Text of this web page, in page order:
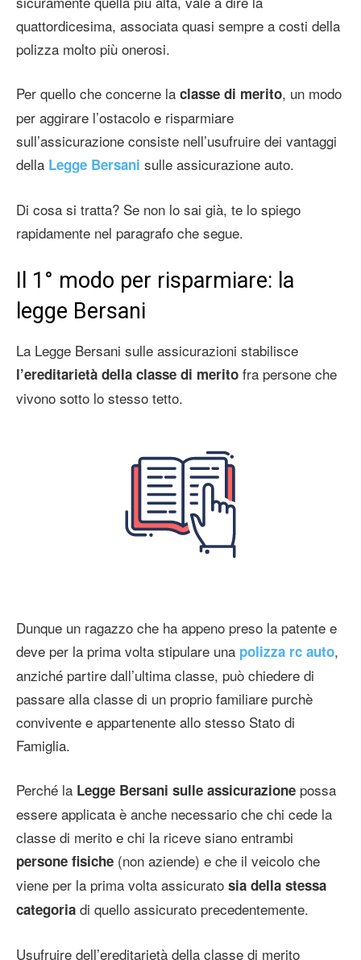
quattordicesima, associata quasi sempre a costi della
polizza molto più onerosi.
Per quello che concerne la classe di merito, un modo
per aggirare l’ostacolo e risparmiare
sull’assicurazione consiste nell’usufruire dei vantaggi
della Legge Bersani sulle assicurazione auto.
Di cosa si tratta? Se non lo sai già, te lo spiego
rapidamente nel paragrafo che segue.
Il 1° modo per risparmiare: la
legge Bersani
La Legge Bersani sulle assicurazioni stabilisce
l’ereditarietà della classe di merito fra persone che
vivono sotto lo stesso tetto.
Dunque un ragazzo che ha appeno preso la patente e
deve per la prima volta stipulare una polizza rc auto,
anziché partire dall’ultima classe, può chiedere di
passare alla classe di un proprio familiare purchè
convivente e appartenente allo stesso Stato di
Famiglia.
Perché la Legge Bersani sulle assicurazione possa
essere applicata è anche necessario che chi cede la
classe di merito e chi la riceve siano entrambi
persone fisiche (non aziende) e che il veicolo che
viene per la prima volta assicurato sia della stessa
categoria di quello assicurato precedentemente.
Usufruire dell’ereditarietà della classe di merito